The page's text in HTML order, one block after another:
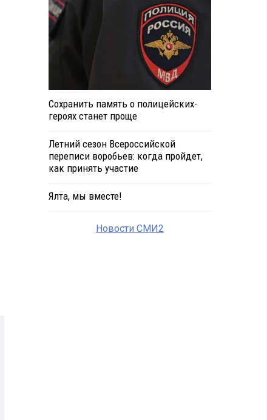
Сохранить память о полицейских-
героях станет проще
Летний сезон Всероссийской
переписи воробьев: когда пройдет,
как принять участие
Ялта, мы вместе!
Новости СМИ2